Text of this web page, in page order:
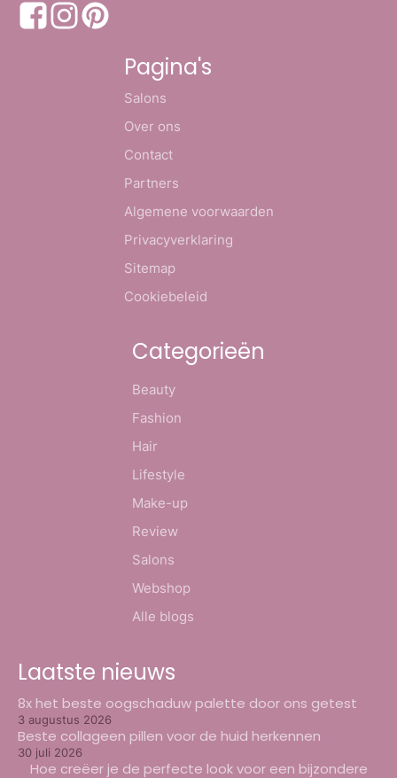
Pagina's
Salons
Over ons
Contact
Partners
Algemene voorwaarden
Privacyverklaring
Sitemap
Cookiebeleid
Categorieën
Beauty
Fashion
Hair
Lifestyle
Make-up
Review
Salons
Webshop
Alle blogs
Laatste nieuws
8x het beste oogschaduw palette door ons getest
3 augustus 2026
Beste collageen pillen voor de huid herkennen
30 juli 2026
Hoe creëer je de perfecte look voor een bijzondere